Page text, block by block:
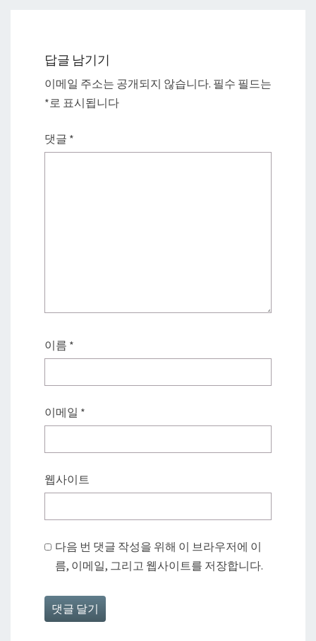
답글 남기기
이메일 주소는 공개되지 않습니다. 필수 필드는
*로 표시됩니다
댓글 *
이름 *
이메일 *
웹사이트
다음 번 댓글 작성을 위해 이 브라우저에 이
름, 이메일, 그리고 웹사이트를 저장합니다.